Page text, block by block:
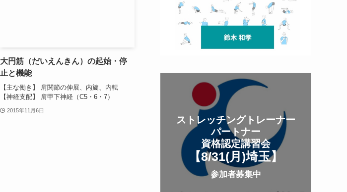
大円筋（だいえんきん）の起始・停
止と機能
【主な働き】 肩関節の伸展、内旋、内転
【神経支配】 肩甲下神経（C5・6・7）
2015年11月6日
ストレッチングトレーナー
パートナー
資格認定講習会
【8/31(月 )埼玉】
参加者募集中